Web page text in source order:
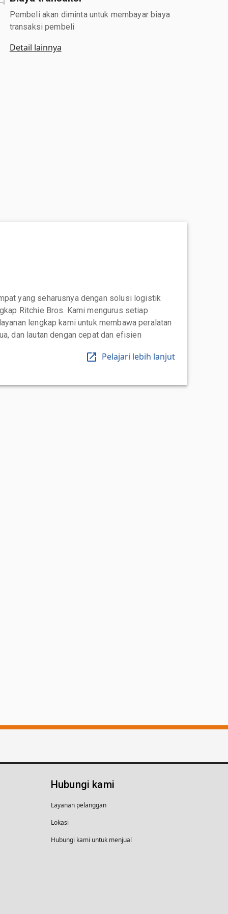
Pembeli akan diminta untuk membayar biaya
transaksi pembeli
Detail lainnya
yang seharusnya dengan solusi logistik
Ritchie Bros. Kami mengurus setiap
lengkap kami untuk membawa peralatan
dan lautan dengan cepat dan efisien
Pelajari lebih lanjut
Hubungi kami
Layanan pelanggan
Lokasi
Hubungi kami untuk menjual